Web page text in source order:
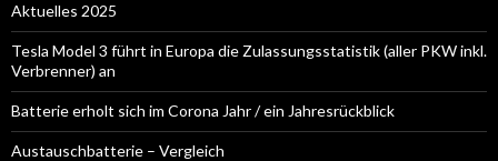
Aktuelles 2025
Tesla Model 3 führt in Europa die Zulassungsstatistik (aller PKW inkl.
Verbrenner) an
Batterie erholt sich im Corona Jahr / ein Jahresrückblick
Austauschbatterie – Vergleich